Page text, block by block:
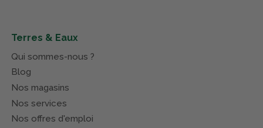
Terres & Eaux
Qui sommes-nous ?
Blog
Nos magasins
Nos services
Nos offres d'emploi